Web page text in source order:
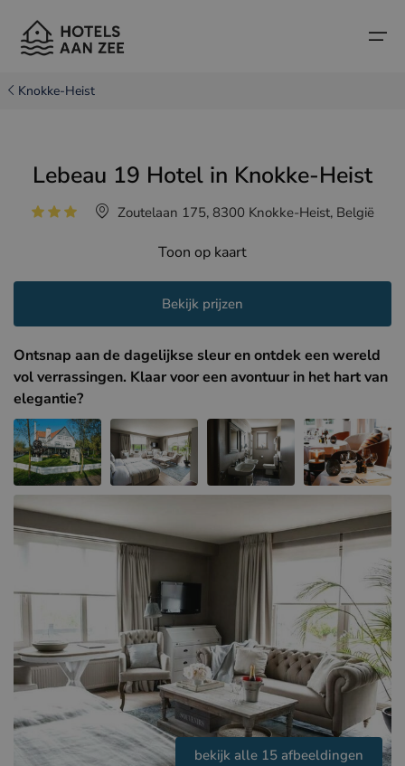
Populaire badsteden
Populaire badsteden
Hotels in Cadzand (NL)
Hotels in Knokke (BE)
Hotels in Brugge (BE)
Hotels in Middelkerke (BE)
Hotels in Sluis (NL)
Hotels in Renesse (NL)
Hotels in Duinkerke (FR)
Landen
Landen
Belgische kust
Nederlandse kust
Noord-Franse kust
Reistips en weetjes
Knokke-Heist
Lebeau 19 Hotel in Knokke-Heist
Zoutelaan 175, 8300 Knokke-Heist, België
Toon op kaart
Bekijk prijzen
Ontsnap aan de dagelijkse sleur en ontdek een wereld
vol verrassingen. Klaar voor een avontuur in het hart van
elegantie?
bekijk alle 15 afbeeldingen